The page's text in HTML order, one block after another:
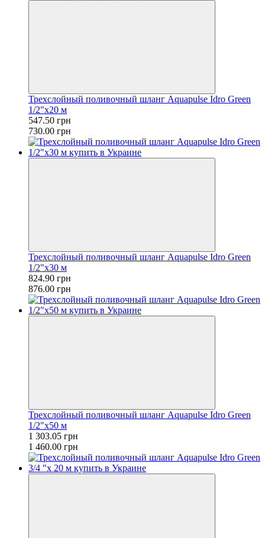
Трехслойный поливочный шланг Aquapulse Idro Green
1/2"x20 м
547.50 грн
730.00 грн
Трехслойный поливочный шланг Aquapulse Idro Green
1/2"x30 м
824.90 грн
876.00 грн
Трехслойный поливочный шланг Aquapulse Idro Green
1/2"x50 м
1 303.05 грн
1 460.00 грн